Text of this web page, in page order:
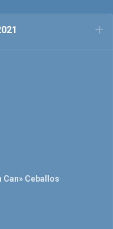
Can» Ceballos